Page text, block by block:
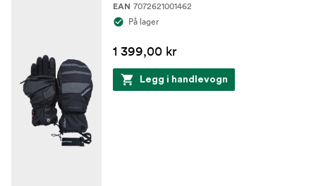
EAN 7072621001462
På lager
1 399,00 kr
Legg i handlevogn